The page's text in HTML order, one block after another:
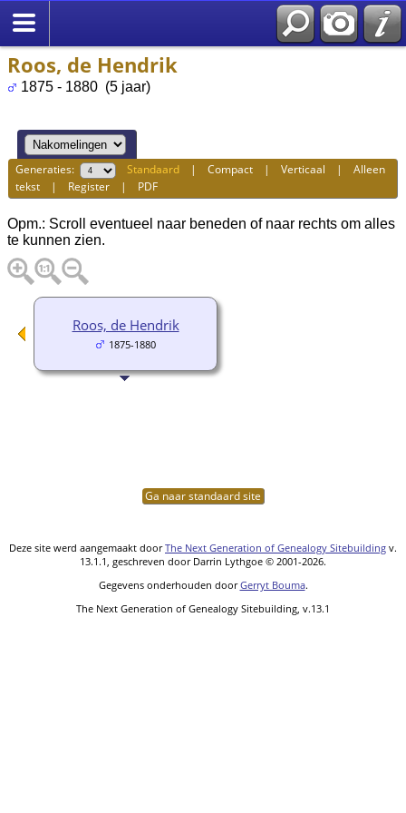
Roos, de Hendrik
1875 - 1880 (5 jaar)
Generaties: Standaard |Compact |Verticaal |Alleen
tekst | Register | PDF
Opm.: Scroll eventueel naar beneden of naar rechts om alles
te kunnen zien.
Roos, de Hendrik
1875-1880
Ga naar standaard site
Deze site werd aangemaakt doorThe Next Generation of Genealogy Sitebuilding v.
13.1.1, geschreven door Darrin Lythgoe © 2001-2026.
Gegevens onderhouden doorGerryt Bouma.
The Next Generation of Genealogy Sitebuilding, v.13.1